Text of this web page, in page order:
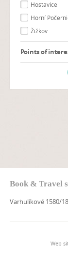
Hostavice
Horní
Žižkov
Points of
Book & Travel
Varhulíkové 1580/
Web